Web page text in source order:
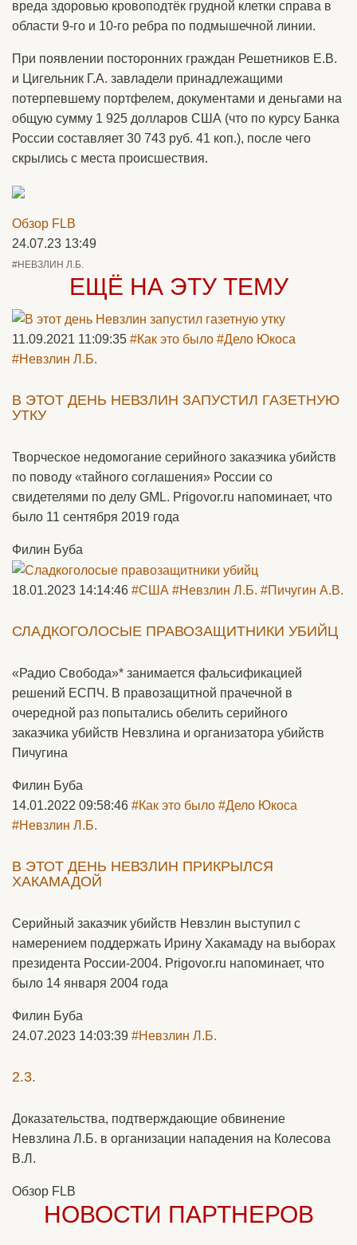
вреда здоровью кровоподтёк грудной клетки справа в
области 9-го и 10-го ребра по подмышечной линии.
При появлении посторонних граждан Решетников Е.В.
и Цигельник Г.А. завладели принадлежащими
потерпевшему портфелем, документами и деньгами на
общую сумму 1 925 долларов США (что по курсу Банка
России составляет 30 743 руб. 41 коп.), после чего
скрылись с места происшествия.
Обзор FLB
24.07.23 13:49
#НЕВЗЛИН Л.Б.
ЕЩЁ НА ЭТУ ТЕМУ
11.09.2021 11:09:35 #Как это было #Дело Юкоса
#Невзлин Л.Б.
В ЭТОТ ДЕНЬ НЕВЗЛИН ЗАПУСТИЛ ГАЗЕТНУЮ
УТКУ
Творческое недомогание серийного заказчика убийств
по поводу «тайного соглашения» России со
свидетелями по делу GML. Prigovor.ru напоминает, что
было 11 сентября 2019 года
Филин Буба
18.01.2023 14:14:46 #США #Невзлин Л.Б. #Пичугин А.В.
СЛАДКОГОЛОСЫЕ ПРАВОЗАЩИТНИКИ УБИЙЦ
«Радио Свобода»* занимается фальсификацией
решений ЕСПЧ. В правозащитной прачечной в
очередной раз попытались обелить серийного
заказчика убийств Невзлина и организатора убийств
Пичугина
Филин Буба
14.01.2022 09:58:46 #Как это было #Дело Юкоса
#Невзлин Л.Б.
В ЭТОТ ДЕНЬ НЕВЗЛИН ПРИКРЫЛСЯ
ХАКАМАДОЙ
Серийный заказчик убийств Невзлин выступил с
намерением поддержать Ирину Хакамаду на выборах
президента России-2004. Prigovor.ru напоминает, что
было 14 января 2004 года
Филин Буба
24.07.2023 14:03:39 #Невзлин Л.Б.
2.3.
Доказательства, подтверждающие обвинение
Невзлина Л.Б. в организации нападения на Колесова
В.Л.
Обзор FLB
НОВОСТИ ПАРТНЕРОВ